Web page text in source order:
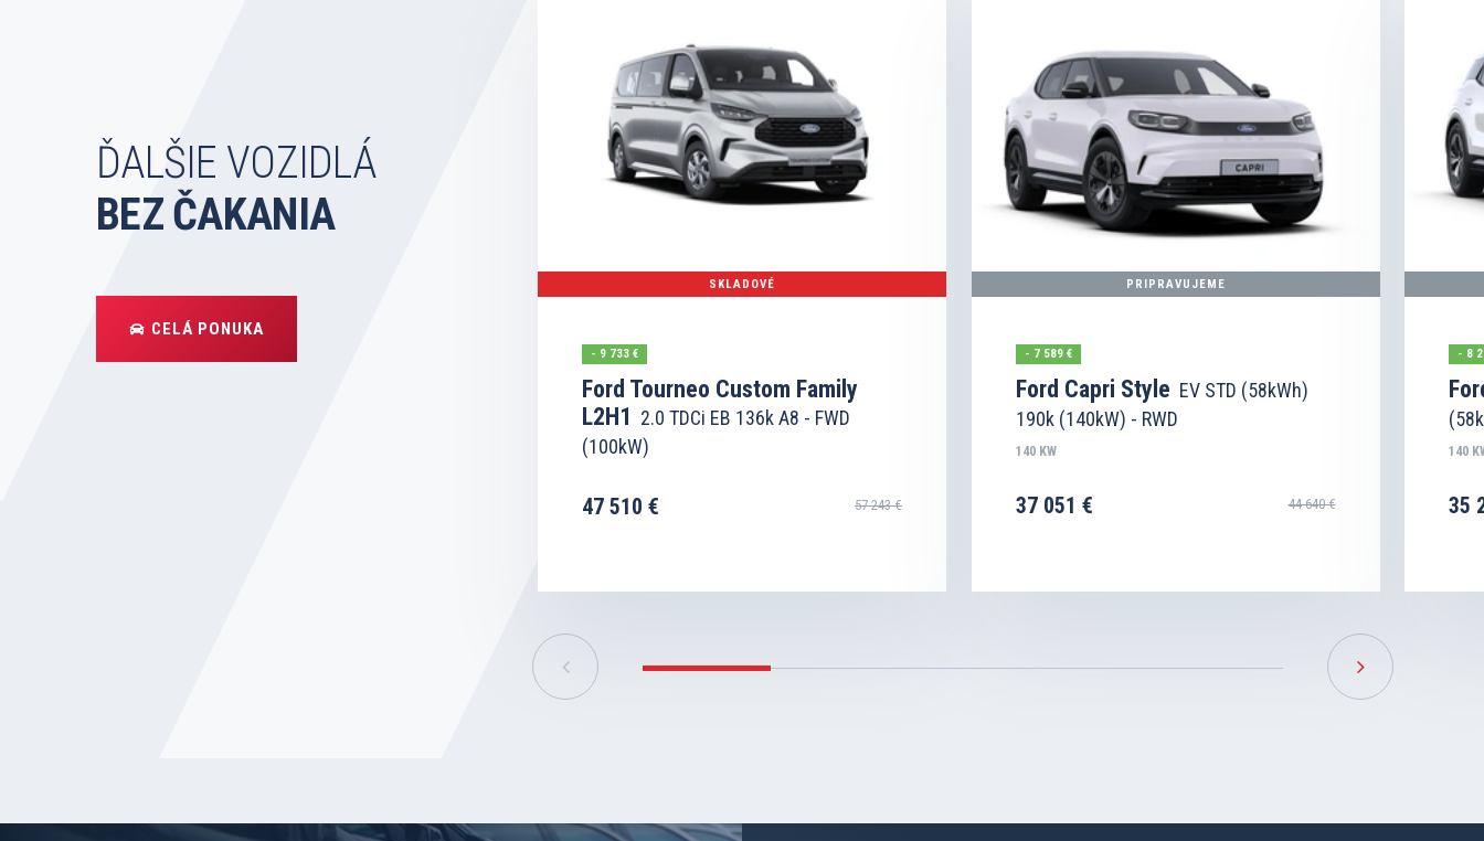
ĎALŠIE VOZIDLÁ
BEZ ČAKANIA
CELÁ PONUKA
SKLADOVÉ
- 9 733 €
Ford Tourneo Custom Family
L2H1 2.0 TDCi EB 136k A8 - FWD
(100kW)
47 510 € 57 243 €
PRIPRAVUJEME
- 7 589 €
Ford Capri Style EV STD (58kWh)
190k (140kW) - RWD
140 KW
37 051 € 44 640 €
- 8
140
35